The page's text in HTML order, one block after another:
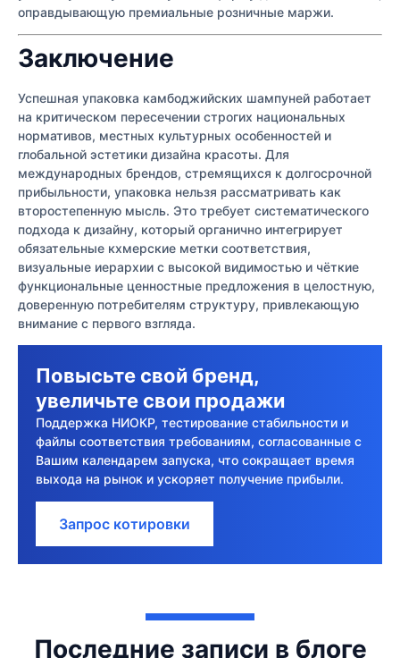
оправдывающую премиальные розничные маржи.
Заключение
Успешная упаковка камбоджийских шампуней работает
на критическом пересечении строгих национальных
нормативов, местных культурных особенностей и
глобальной эстетики дизайна красоты. Для
международных брендов, стремящихся к долгосрочной
прибыльности, упаковка нельзя рассматривать как
второстепенную мысль. Это требует систематического
подхода к дизайну, который органично интегрирует
обязательные кхмерские метки соответствия,
визуальные иерархии с высокой видимостью и чёткие
функциональные ценностные предложения в целостную,
доверенную потребителям структуру, привлекающую
внимание с первого взгляда.
Повысьте свой бренд,
увеличьте свои продажи
Поддержка НИОКР, тестирование стабильности и
файлы соответствия требованиям, согласованные с
Вашим календарем запуска, что сокращает время
выхода на рынок и ускоряет получение прибыли.
Запрос котировки
Последние записи в блоге